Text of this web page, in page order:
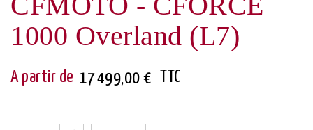
1000 Overland (L7)
17 499,00 € TTC